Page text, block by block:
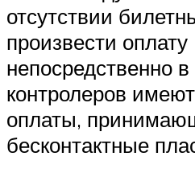
отсутствии
произвести оплату
непосредственно в
контролеров
оплаты,
бесконтактные